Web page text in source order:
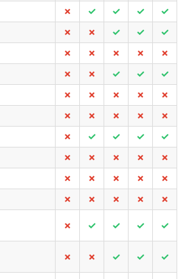
✗ ✓ ✓ ✓
✓
✗ ✗ ✓ ✓
✓
✗ ✗ ✗ ✗
✗
✗ ✗ ✓ ✓
✓
✗ ✗ ✗ ✗
✗
✗ ✗ ✗ ✗
✗
✗ ✓ ✓ ✓
✓
✗ ✗ ✗ ✗
✗
✗ ✗ ✗ ✗
✗
✗ ✗ ✗ ✗
✗
✗ ✓ ✓ ✓ ✓
✗ ✗ ✓ ✓ ✓